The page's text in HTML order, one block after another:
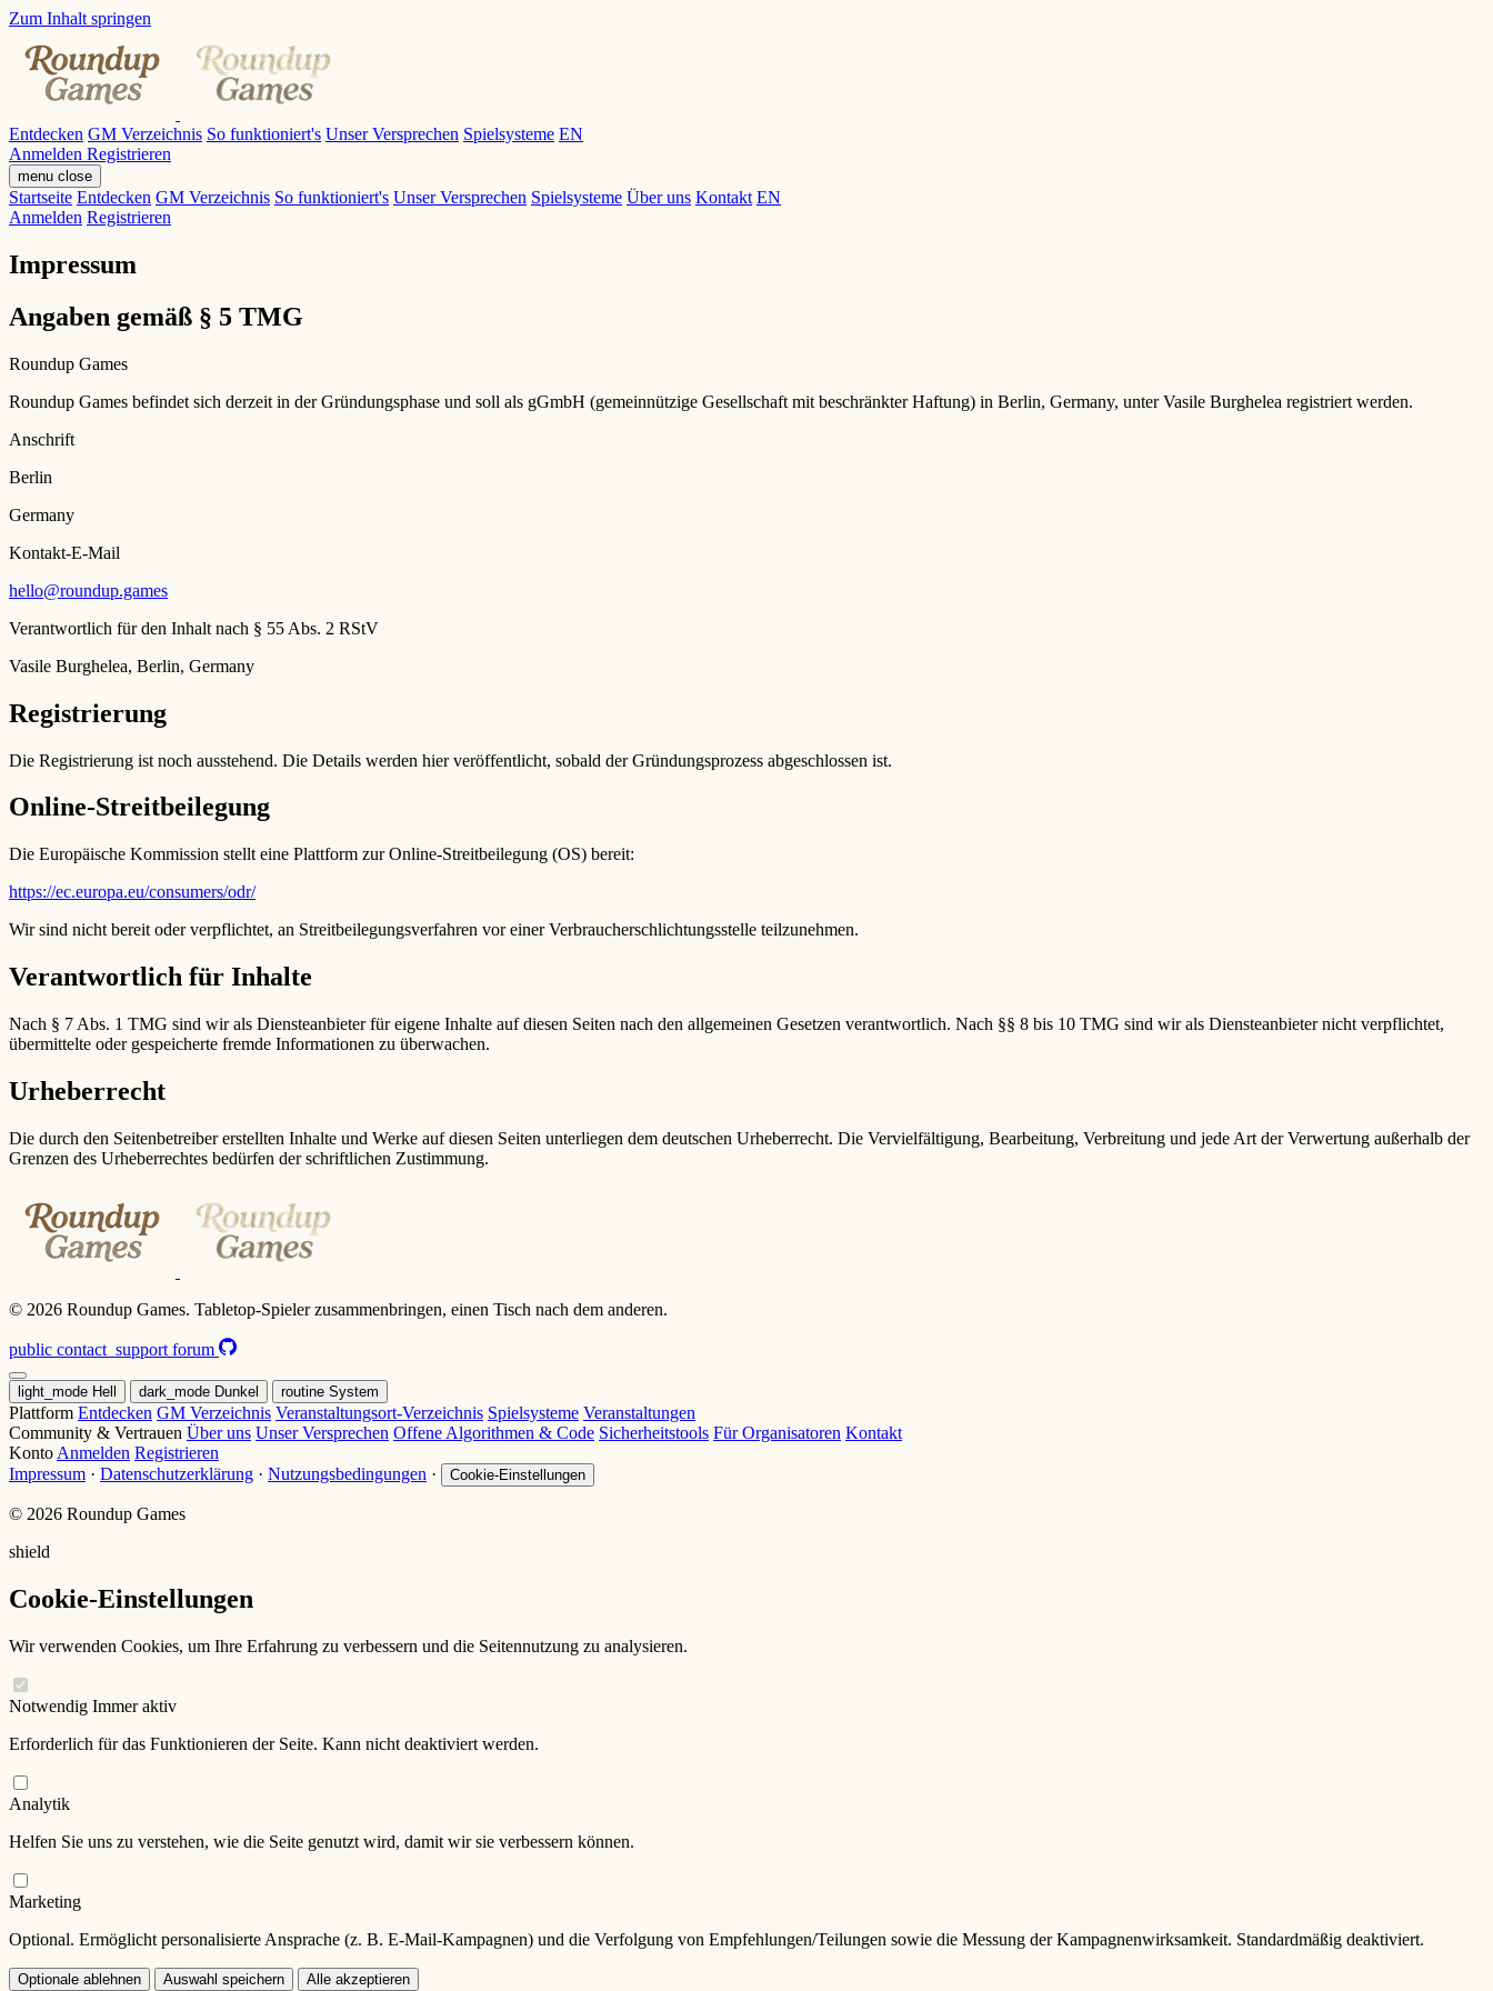
Zum Inhalt springen
Entdecken GM Verzeichnis So funktioniert's Unser Versprechen Spielsysteme EN
Anmelden Registrieren
menu close
Startseite Entdecken GM Verzeichnis So funktioniert's Unser Versprechen Spielsysteme Über uns Kontakt EN
Anmelden Registrieren
Impressum
Angaben gemäß § 5 TMG
Roundup Games
Roundup Games befindet sich derzeit in der Gründungsphase und soll als gGmbH (gemeinnützige Gesellschaft mit beschränkter Haftung) in Berlin, Germany, unter Vasile Burghelea registriert werden.
Anschrift
Berlin
Germany
Kontakt-E-Mail
hello@roundup.games
Verantwortlich für den Inhalt nach § 55 Abs. 2 RStV
Vasile Burghelea, Berlin, Germany
Registrierung
Die Registrierung ist noch ausstehend. Die Details werden hier veröffentlicht, sobald der Gründungsprozess abgeschlossen ist.
Online-Streitbeilegung
Die Europäische Kommission stellt eine Plattform zur Online-Streitbeilegung (OS) bereit:
https://ec.europa.eu/consumers/odr/
Wir sind nicht bereit oder verpflichtet, an Streitbeilegungsverfahren vor einer Verbraucherschlichtungsstelle teilzunehmen.
Verantwortlich für Inhalte
Nach § 7 Abs. 1 TMG sind wir als Diensteanbieter für eigene Inhalte auf diesen Seiten nach den allgemeinen Gesetzen verantwortlich. Nach §§ 8 bis 10 TMG sind wir als Diensteanbieter nicht verpflichtet,
übermittelte oder gespeicherte fremde Informationen zu überwachen.
Urheberrecht
Die durch den Seitenbetreiber erstellten Inhalte und Werke auf diesen Seiten unterliegen dem deutschen Urheberrecht. Die Vervielfältigung, Bearbeitung, Verbreitung und jede Art der Verwertung außerhalb der
Grenzen des Urheberrechtes bedürfen der schriftlichen Zustimmung.
© 2026 Roundup Games. Tabletop-Spieler zusammenbringen, einen Tisch nach dem anderen.
public contact_support forum
light_mode Hell dark_mode Dunkel routine System
Plattform Entdecken GM Verzeichnis Veranstaltungsort-Verzeichnis Spielsysteme Veranstaltungen
Community & Vertrauen Über uns Unser Versprechen Offene Algorithmen & Code Sicherheitstools Für Organisatoren Kontakt
Konto Anmelden Registrieren
Impressum · Datenschutzerklärung · Nutzungsbedingungen · Cookie-Einstellungen
© 2026 Roundup Games
shield
Cookie-Einstellungen
Wir verwenden Cookies, um Ihre Erfahrung zu verbessern und die Seitennutzung zu analysieren.
Notwendig Immer aktiv
Erforderlich für das Funktionieren der Seite. Kann nicht deaktiviert werden.
Analytik
Helfen Sie uns zu verstehen, wie die Seite genutzt wird, damit wir sie verbessern können.
Marketing
Optional. Ermöglicht personalisierte Ansprache (z. B. E-Mail-Kampagnen) und die Verfolgung von Empfehlungen/Teilungen sowie die Messung der Kampagnenwirksamkeit. Standardmäßig deaktiviert.
Optionale ablehnen Auswahl speichern Alle akzeptieren